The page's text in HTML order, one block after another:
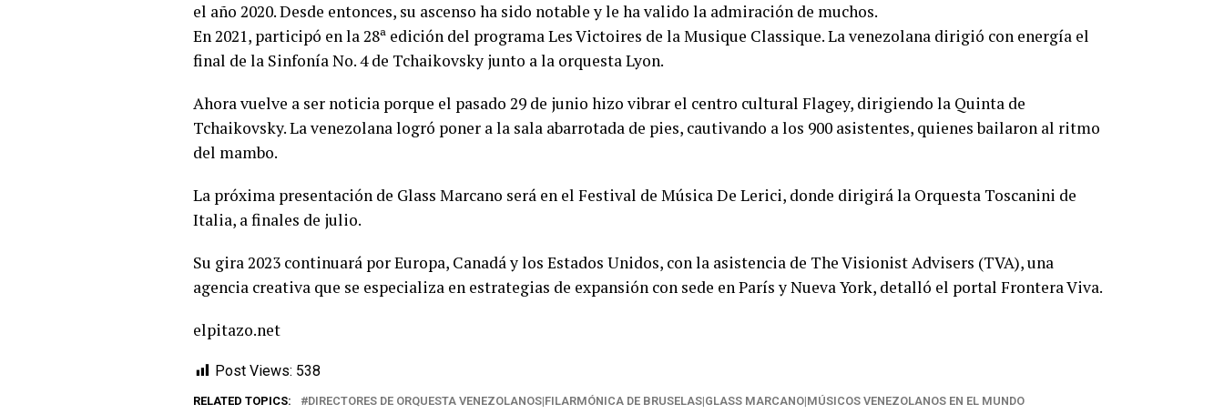
el año 2020. Desde entonces, su ascenso ha sido notable y le ha valido la admiración de muchos.
En 2021, participó en la 28ª edición del programa Les Victoires de la Musique Classique. La venezolana dirigió con energía el
final de la Sinfonía No. 4 de Tchaikovsky junto a la orquesta Lyon.
Ahora vuelve a ser noticia porque el pasado 29 de junio hizo vibrar el centro cultural Flagey, dirigiendo la Quinta de
Tchaikovsky. La venezolana logró poner a la sala abarrotada de pies, cautivando a los 900 asistentes, quienes bailaron al ritmo
del mambo.
La próxima presentación de Glass Marcano será en el Festival de Música De Lerici, donde dirigirá la Orquesta Toscanini de
Italia, a finales de julio.
Su gira 2023 continuará por Europa, Canadá y los Estados Unidos, con la asistencia de The Visionist Advisers (TVA), una
agencia creativa que se especializa en estrategias de expansión con sede en París y Nueva York, detalló el portal Frontera Viva.
elpitazo.net
Post Views: 538
RELATED TOPICS: DIRECTORES DE ORQUESTA VENEZOLANOS|FILARMÓNICA DE BRUSELAS|GLASS MARCANO|MÚSICOS VENEZOLANOS EN EL MUNDO